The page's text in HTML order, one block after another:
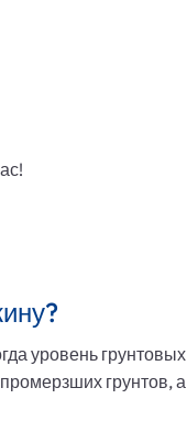
уровень
грунтов,